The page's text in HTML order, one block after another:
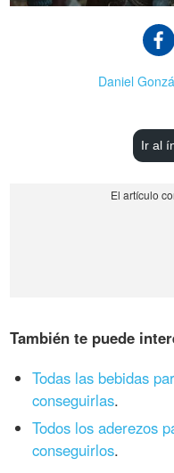
Daniel
Ir al
También te puede
Todas las bebidas
conseguirlas.
Todos los aderezos
conseguirlos.